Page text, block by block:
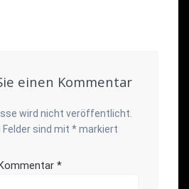
einen Kommentar
wird nicht veröffentlicht.
sind mit *markiert
*